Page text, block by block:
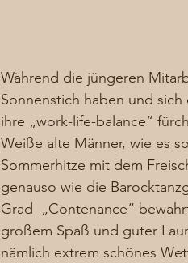
Während die jüngeren
Sonnenstich haben und
ihre „work-life-balance“
Weiße alte Männer, wie es
Sommerhitze mit dem
genauso wie die
Grad  „Contenance“
großem Spaß und guter
nämlich extrem schönes